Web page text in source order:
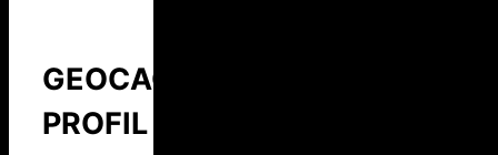
GEOCACHING
PROFIL